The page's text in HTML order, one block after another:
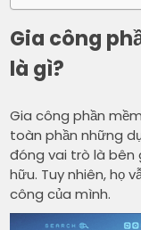
Gia công
là gì?
Gia công phần
toàn phần những
đóng vai trò là bên
hữu. Tuy nhiên, họ
công của mình.